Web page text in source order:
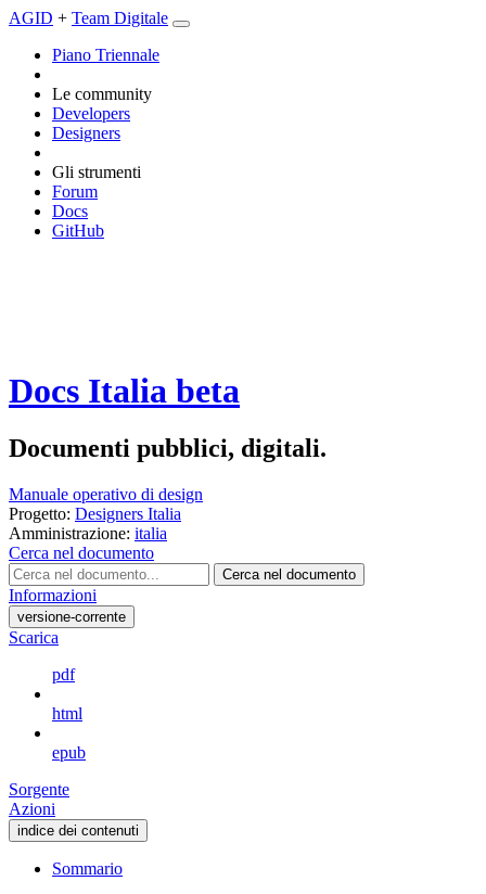
AGID + Team Digitale
Piano Triennale
Le community
Developers
Designers
Gli strumenti
Forum
Docs
GitHub
Docs Italia beta
Documenti pubblici, digitali.
Manuale operativo di design
Progetto: Designers Italia
Amministrazione: italia
Cerca nel documento
Cerca nel documento
Informazioni
versione-corrente
Scarica
pdf
html
epub
Sorgente
Azioni
indice dei contenuti
Sommario